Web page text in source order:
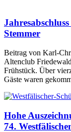
Stemmer
Beitrag von Karl-
Altenclub
Frühstück. Über
Gäste waren
Hohe
74.